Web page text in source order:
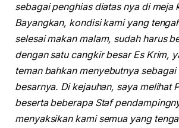
sebagai penghias diatas nya di meja
Bayangkan, kondisi kami yang
selesai makan malam, sudah harus
dengan satu cangkir besar Es Krim,
teman bahkan menyebutnya sebagai
besarnya. Di kejauhan, saya melihat
beserta beberapa Staf
menyaksikan kami semua yang